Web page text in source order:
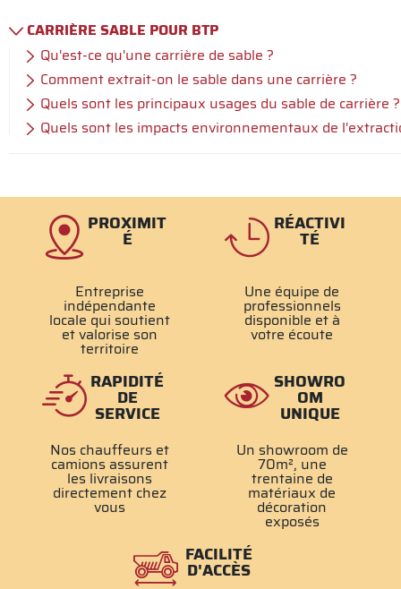
CARRIÈRE SABLE POUR BTP
Qu'est-ce qu'une carrière de sable ?
Comment extrait-on le sable dans une carrière ?
Quels sont les principaux usages du sable de carrière ?
Quels sont les impacts environnementaux de
PROXIMIT
É
Entreprise
indépendante
locale qui soutient
et valorise son
territoire
RÉACTIVI
TÉ
Une équipe de
professionnels
disponible et à
votre écoute
RAPIDITÉ
DE
SERVICE
Nos chauffeurs et
camions assurent
les livraisons
directement chez
vous
SHOWRO
OM
UNIQUE
Un showroom de
70m², une
trentaine de
matériaux de
décoration
exposés
FACILITÉ
D'ACCÈS